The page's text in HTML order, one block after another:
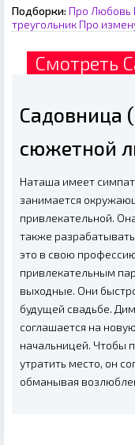
Подборки: Про Любовь
треугольник Про
Смотреть
Садовница
сюжетной
Наташа имеет
занимается
привлекательной.
также
это в свою
привлекательным
выходные. Они
будущей свадьбе.
соглашается на
начальницей. Чтобы
утратить место, он
обманывая